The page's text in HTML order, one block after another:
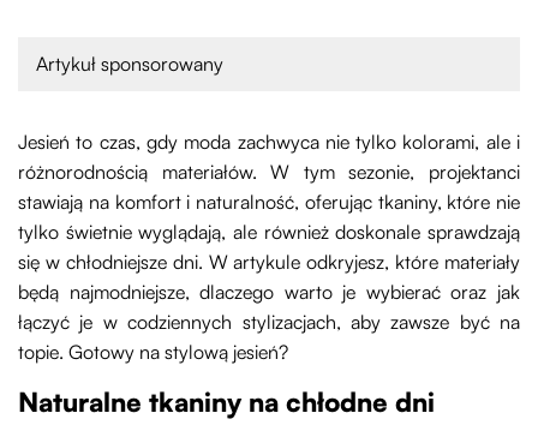
Artykuł sponsorowany
Jesień to czas, gdy moda zachwyca nie tylko kolorami, ale i
różnorodnością materiałów. W tym sezonie, projektanci
stawiają na komfort i naturalność, oferując tkaniny, które nie
tylko świetnie wyglądają, ale również doskonale sprawdzają
się w chłodniejsze dni. W artykule odkryjesz, które materiały
będą najmodniejsze, dlaczego warto je wybierać oraz jak
łączyć je w codziennych stylizacjach, aby zawsze być na
topie. Gotowy na stylową jesień?
Naturalne tkaniny na chłodne dni